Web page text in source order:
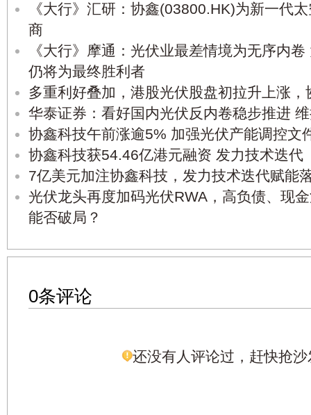
《大行》汇研：协鑫(03800.HK)为新一代
商
《大行》摩通：光伏业最差情境为无序内
仍将为最终胜利者
多重利好叠加，港股光伏股盘初拉升上涨
华泰证券：看好国内光伏反内卷稳步推进
协鑫科技午前涨逾5% 加强光伏产能调控文
协鑫科技获54.46亿港元融资 发力技术迭代
7亿美元加注协鑫科技，发力技术迭代赋能
光伏龙头再度加码光伏RWA，高负债、现
能否破局？
0条评论
还没有人评论过，赶快抢沙